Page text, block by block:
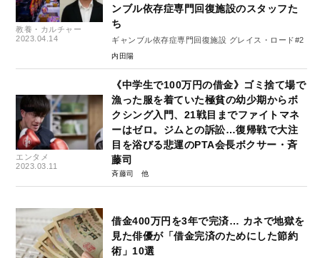
教養・カルチャー
2023.04.14
ンブル依存症専門回復施設のスタッフた
ち
ギャンブル依存症専門回復施設 グレイス・ロード#2
内田陽
エンタメ
2023.03.11
《中学生で100万円の借金》ゴミ捨て場で
漁った服を着ていた極貧の幼少期からボ
クシング入門、21戦目までファイトマネ
ーはゼロ。ジムとの訴訟…復帰戦で大注
目を浴びる悲運のPTA会長ボクサー・斉
藤司
斉藤司
借金400万円を3年で完済… カネで地獄を
見た俳優が「借金完済のためにした節約
術」10選